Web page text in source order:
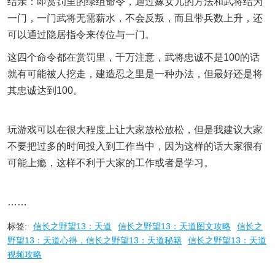
一门，一门武将无需薪水，不会反叛，而且带兵数上升，还
可以通过隐居指令来传位与一门。
这四个命令都在赏罚里，千万注意，武将忠诚不是100的话
就有可能被人挖走，建造忍之里是一种办法，但最好还是将
其忠诚达到100。
玩游戏可以在很大程度上让大家放松放松，但是我建议大家
不要把过多的时间投入到工作当中，因为这样的话大家很有
可能上瘾，这样不利于大家的工作或者是学习。
……
标签: 信长之野望13：天道 信长之野望13：天道图文攻略
信长之
野望13：天道心得，信长之野望13：天道秘籍
信长之野望13：天道
视频攻略